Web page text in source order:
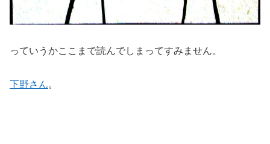
っていうかここまで読んでしまってすみません。
下野さん。